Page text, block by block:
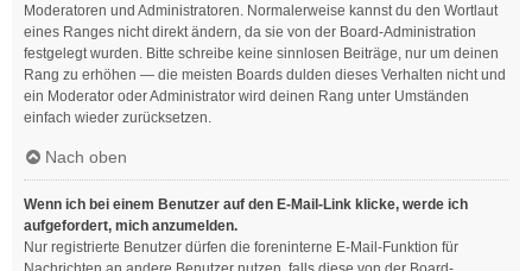
Moderatoren und Administratoren. Normalerweise kannst du den Wortlaut
eines Ranges nicht direkt ändern, da sie von der Board-Administration
festgelegt wurden. Bitte schreibe keine sinnlosen Beiträge, nur um deinen
Rang zu erhöhen — die meisten Boards dulden dieses Verhalten nicht und
ein Moderator oder Administrator wird deinen Rang unter Umständen
einfach wieder zurücksetzen.
Nach oben
Wenn ich bei einem Benutzer auf den E-Mail-Link klicke, werde ich
aufgefordert, mich anzumelden.
Nur registrierte Benutzer dürfen die foreninterne E-Mail-Funktion für